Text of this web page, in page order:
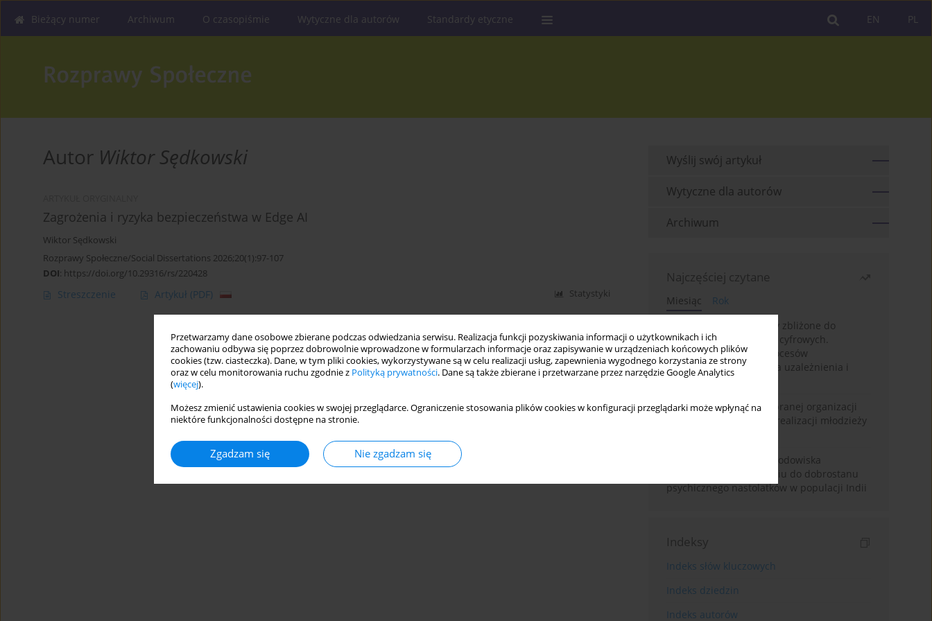
Przetwarzamy dane osobowe zbierane podczas odwiedzania serwisu. Realizacja funkcji pozyskiwania informacji o użytkownikach i ich
zachowaniu odbywa się poprzez dobrowolnie wprowadzone w formularzach informacje oraz zapisywanie w urządzeniach końcowych plików
cookies (tzw. ciasteczka). Dane, w tym pliki cookies, wykorzystywane są w celu realizacji usług, zapewnienia wygodnego korzystania ze strony
oraz w celu monitorowania ruchu zgodnie z Polityką prywatności. Dane są także zbierane i przetwarzane przez narzędzie Google Analytics
(więcej).
Możesz zmienić ustawienia cookies w swojej przeglądarce. Ograniczenie stosowania plików cookies w konfiguracji przeglądarki może wpłynąć na
niektóre funkcjonalności dostępne na stronie.
Zgadzam się Nie zgadzam się
PL
EN
Bieżący numer Archiwum O czasopiśmie Wytyczne dla autorów Standardy etyczne
Autor Wiktor Sędkowski
Zagrożenia i ryzyka bezpieczeństwa w Edge AI
Wiktor Sędkowski
Rozprawy Społeczne/Social Dissertations 2026;20(1):97-107
DOI: https://doi.org/10.29316/rs/220428
Streszczenie Artykuł (PDF) Statystyki
Wyślij swój artykuł
Wytyczne dla autorów
Archiwum
Najczęściej czytane
Miesiąc
Rok
Loot boxy – mechanizmy zbliżone do
hazardu ukryte w grach cyfrowych.
Narracyjny przegląd procesów
psychologicznych, ryzyka uzależnienia i
regulacji prawnych
Znaczenie wsparcia wybranej organizacji
pozarządowej dla samorealizacji młodzieży
Badanie osobowości i środowiska
rodzinnego w odniesieniu do dobrostanu
psychicznego nastolatków w populacji Indii
Indeksy
Indeks słów kluczowych
Indeks dziedzin
Indeks autorów